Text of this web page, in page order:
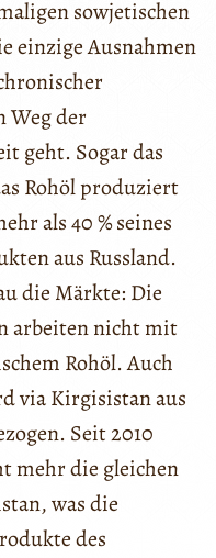
sowjetischen
einzige Ausnahmen
Weg der
geht. Sogar das
Rohöl produziert
als 40 % seines
aus Russland.
die Märkte: Die
arbeiten nicht mit
Rohöl. Auch
via Kirgisistan aus
Seit 2010
mehr die gleichen
was die
des